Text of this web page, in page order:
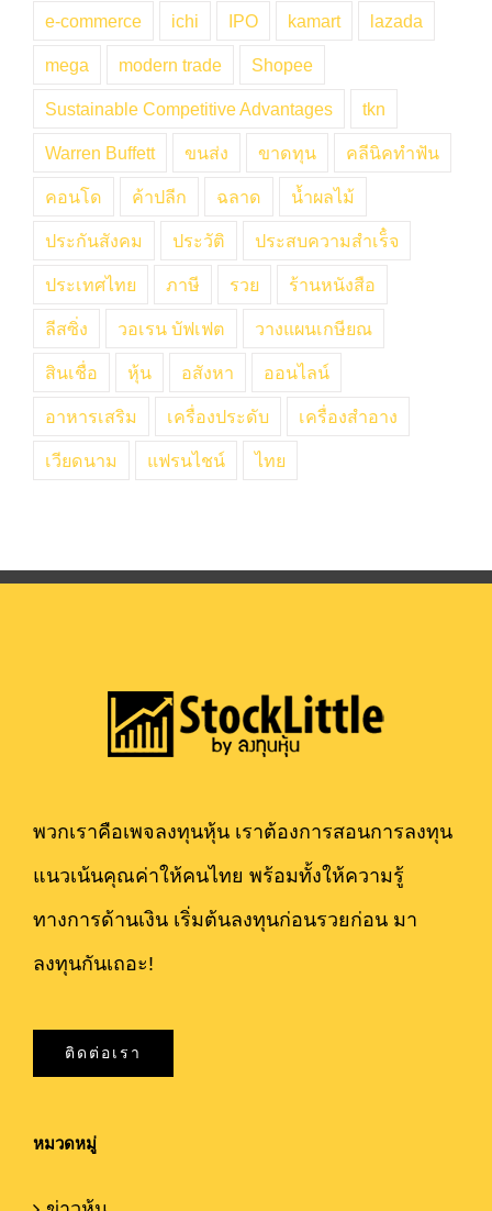
e-commerce ichi IPO kamart lazada
mega modern trade Shopee
Sustainable Competitive Advantages tkn
Warren Buffett ขนส่ง ขาดทุน คลีนิคทำฟัน
คอนโด ค้าปลีก ฉลาด น้ำผลไม้
ประกันสังคม ประวัติ ประสบความสำเร็๋จ
ประเทศไทย ภาษี รวย ร้านหนังสือ
ลีสซิ่ง วอเรน บัฟเฟต วางแผนเกษียณ
สินเชื่อ หุ้น อสังหา ออนไลน์
อาหารเสริม เครื่องประดับ เครื่องสำอาง
เวียดนาม แฟรนไชน์ ไทย
พวกเราคือเพจลงทุนหุ้น เราต้องการสอนการลงทุน
แนวเน้นคุณค่าให้คนไทย พร้อมทั้งให้ความรู้
ทางการด้านเงิน เริ่มต้นลงทุนก่อนรวยก่อน มา
ลงทุนกันเถอะ!
ติดต่อเรา
หมวดหมู่